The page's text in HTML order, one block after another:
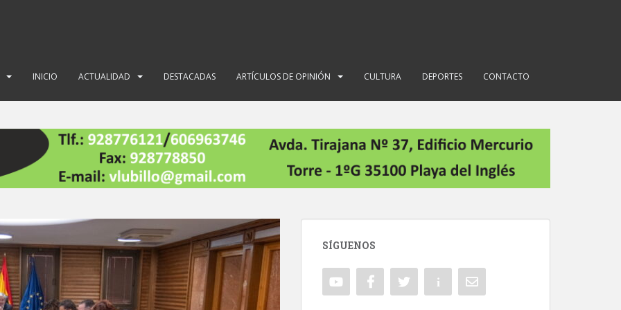
INICIO ACTUALIDAD DESTACADAS ARTÍCULOS DE OPINIÓN CULTURA DEPORTES CONTACTO
SÍGUENOS